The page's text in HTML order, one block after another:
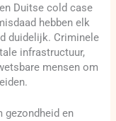
Duitse cold case
hebben elk
duidelijk. Criminele
infrastructuur,
mensen om
gezondheid en